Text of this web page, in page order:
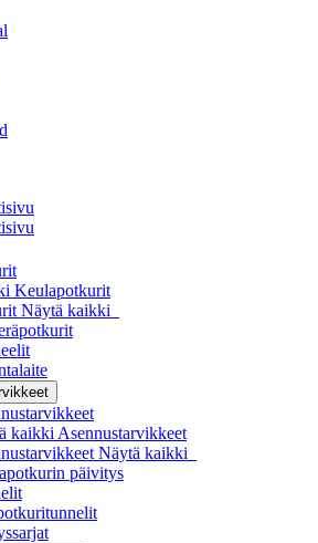
Keulapotkurit
Näytä kaikki
kaikki Asennustarvikkeet
Näytä kaikki
päivitys